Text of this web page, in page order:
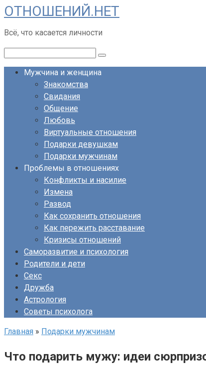
Перейти
к
контенту
ОТНОШЕНИЙ.НЕТ
Всё, что касается личности
Мужчина и женщина
Знакомства
Свидания
Общение
Любовь
Виртуальные отношения
Подарки девушкам
Подарки мужчинам
Проблемы в отношениях
Конфликты и насилие
Измена
Развод
Как сохранить отношения
Как пережить расставание
Кризисы отношений
Саморазвитие и психология
Родители и дети
Секс
Дружба
Астрология
Советы психолога
Главная » Подарки мужчинам
Что подарить мужу: идеи